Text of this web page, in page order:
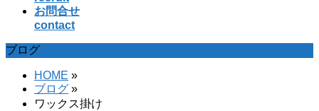
お問合せ
contact
ブログ
HOME »
ブログ »
ワックス掛け